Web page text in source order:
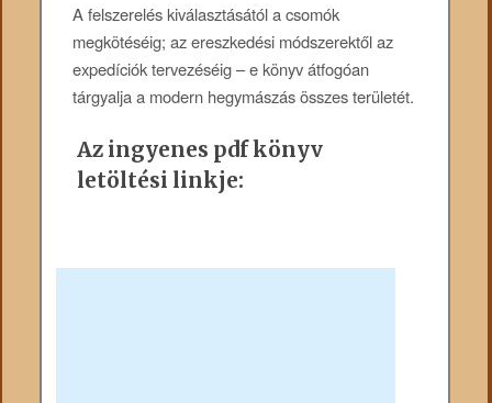
A felszerelés kiválasztásától a csomók
megkötéséig; az ereszkedési módszerektől az
expedíciók tervezéséig – e könyv átfogóan
tárgyalja a modern hegymászás összes területét.
Az ingyenes pdf könyv
letöltési linkje: